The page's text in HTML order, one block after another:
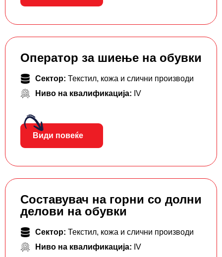
Оператор за шиење на обувки
Сектор: Текстил, кожа и слични производи
Ниво на квалификација: IV
Види повеќе
Составувач на горни со долни
делови на обувки
Сектор: Текстил, кожа и слични производи
Ниво на квалификација: IV